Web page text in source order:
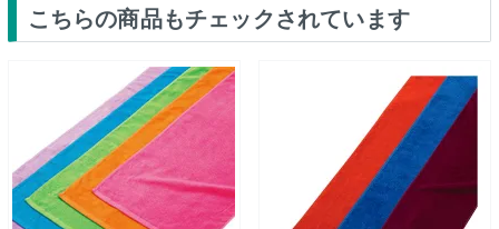
こちらの商品もチェックされています